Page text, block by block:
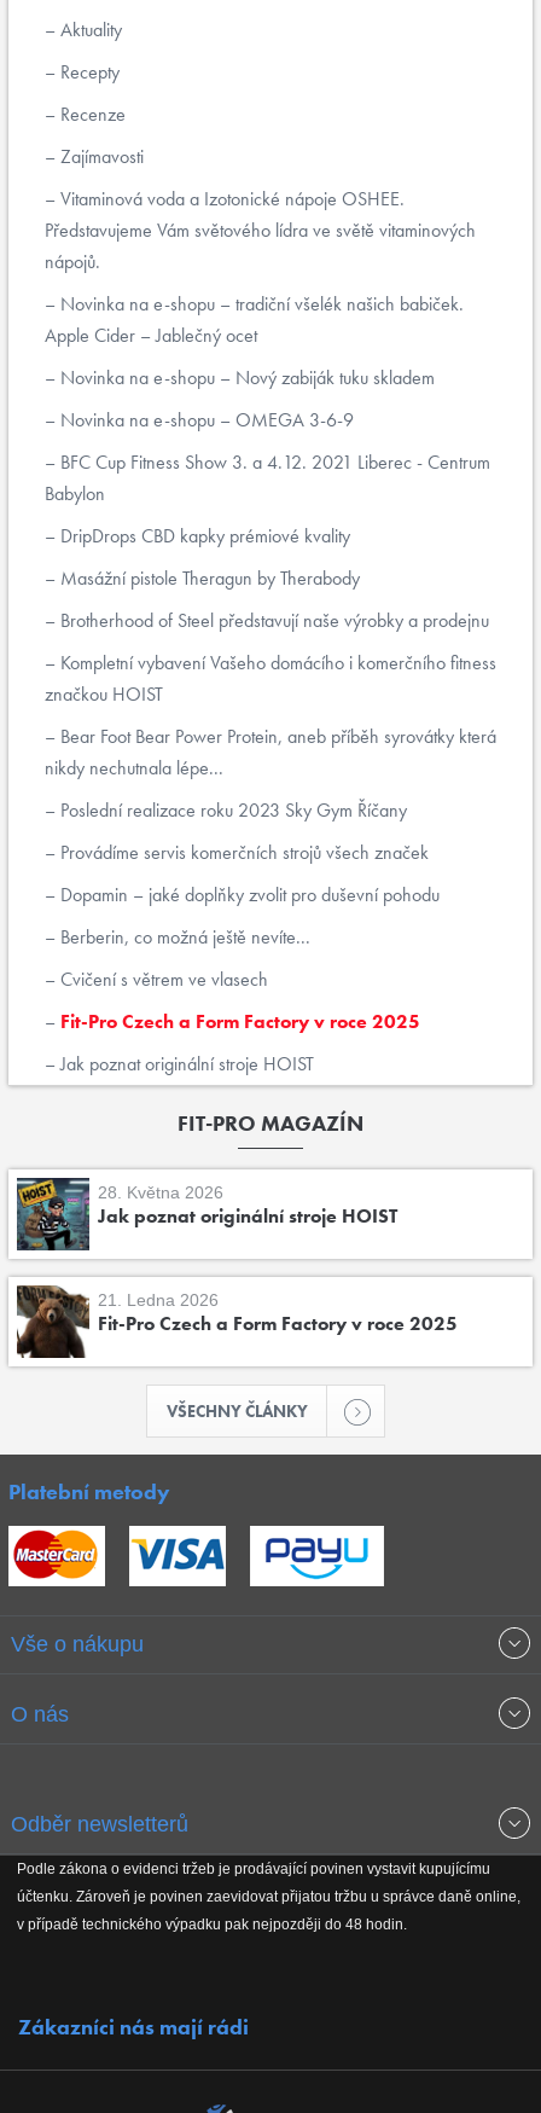
Aktuality
Recepty
Recenze
Zajímavosti
Vitaminová voda a Izotonické nápoje OSHEE.
Představujeme Vám světového lídra ve světě vitaminových
nápojů.
Novinka na e-shopu – tradiční všelék našich babiček.
Apple Cider – Jablečný ocet
Novinka na e-shopu – Nový zabiják tuku skladem
Novinka na e-shopu – OMEGA 3-6-9
BFC Cup Fitness Show 3. a 4.12. 2021 Liberec - Centrum
Babylon
DripDrops CBD kapky prémiové kvality
Masážní pistole Theragun by Therabody
Brotherhood of Steel představují naše výrobky a prodejnu
Kompletní vybavení Vašeho domácího i komerčního fitness
značkou HOIST
Bear Foot Bear Power Protein, aneb příběh syrovátky která
nikdy nechutnala lépe...
Poslední realizace roku 2023 Sky Gym Říčany
Provádíme servis komerčních strojů všech značek
Dopamin – jaké doplňky zvolit pro duševní pohodu
Berberin, co možná ještě nevíte...
Cvičení s větrem ve vlasech
Fit-Pro Czech a Form Factory v roce 2025
Jak poznat originální stroje HOIST
FIT-PRO MAGAZÍN
28. Května 2026
Jak poznat originální stroje HOIST
21. Ledna 2026
Fit-Pro Czech a Form Factory v roce 2025
VŠECHNY ČLÁNKY
Platební metody
Vše o nákupu
Obchodní podmínky
Reklamační řád
O nás
Koho podporujeme
Odběr newsletterů
Získejte přehled o novinkách, slevách, akčním zboží a upozornění
na nové články v magazínu!
Podle zákona o evidenci tržeb je prodávající povinen vystavit kupujícímu
účtenku. Zároveň je povinen zaevidovat přijatou tržbu u správce daně online,
v případě technického výpadku pak nejpozději do 48 hodin.
Zákazníci nás mají rádi